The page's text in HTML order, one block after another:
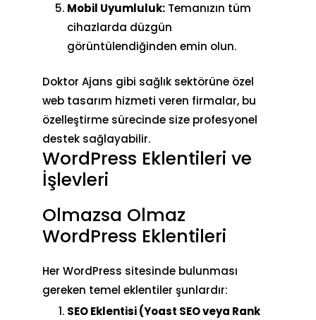
Mobil Uyumluluk: Temanızın tüm
cihazlarda düzgün
görüntülendiğinden emin olun.
Doktor Ajans gibi sağlık sektörüne özel
web tasarım hizmeti veren firmalar, bu
özelleştirme sürecinde size profesyonel
destek sağlayabilir.
WordPress Eklentileri ve
İşlevleri
Olmazsa Olmaz
WordPress Eklentileri
Her WordPress sitesinde bulunması
gereken temel eklentiler şunlardır:
SEO Eklentisi (Yoast SEO veya Rank